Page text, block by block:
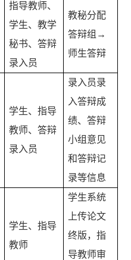
指导教师、
学生、教学
秘书、答辩
录入员
教秘分配
答辩组→
师生答辩
学生、指导
教师、答辩
录入员
录入员录
入答辩成
绩、答辩
小组意见
和答辩记
录等信息
学生、指导
教师
学生系统
上传论文
终版，指
导教师审